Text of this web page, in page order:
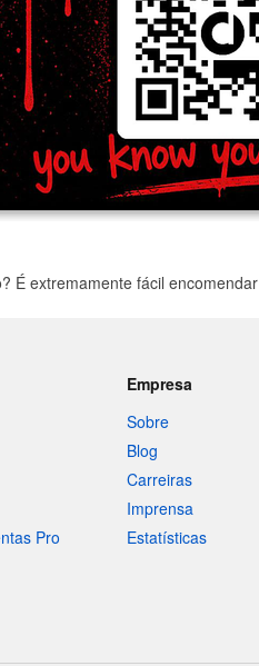
É extremamente fácil encomendar
Pro
Empresa
Sobre
Blog
Carreiras
Imprensa
Estatísticas